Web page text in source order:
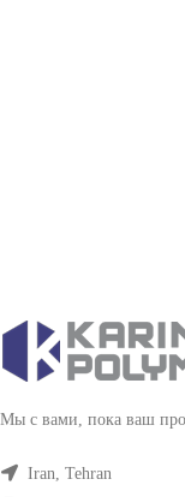
Мы с вами, пока ваш
Iran, Tehran